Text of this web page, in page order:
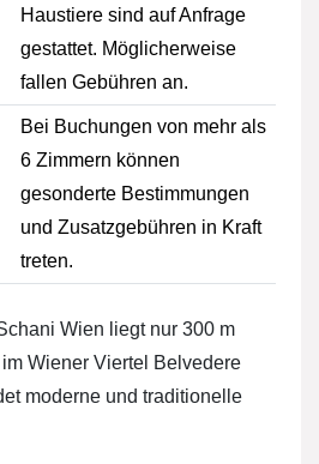
Haustiere sind auf Anfrage
gestattet. Möglicherweise
fallen Gebühren an.
Bei Buchungen von mehr als
6 Zimmern können
gesonderte Bestimmungen
und Zusatzgebühren in Kraft
treten.
Wien liegt nur 300 m
Wiener Viertel Belvedere
moderne und traditionelle